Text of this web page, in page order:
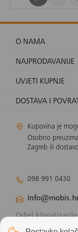
O NAMA
NAJPRODAVANIJE
UVJETI KUPNJE
DOSTAVA I POVRAT
Kupovina je
Osobno
Zagreb ili
098 991 0430
Odjel
Odjel solarnih